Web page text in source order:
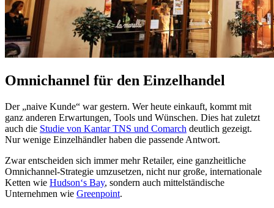
Omnichannel für den Einzelhandel
Der „naive Kunde“ war gestern. Wer heute einkauft, kommt mit
ganz anderen Erwartungen, Tools und Wünschen. Dies hat zuletzt
auch die Studie von Kantar TNS und Comarch deutlich gezeigt.
Nur wenige Einzelhändler haben die passende Antwort.
Zwar entscheiden sich immer mehr Retailer, eine ganzheitliche
Omnichannel-Strategie umzusetzen, nicht nur große, internationale
Ketten wie Hudson‘s Bay, sondern auch mittelständische
Unternehmen wie Greenpoint.